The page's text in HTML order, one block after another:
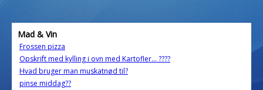
Mad & Vin
Frossen pizza
Opskrift med kylling i ovn med Kartofler... ????
Hvad bruger man muskatnød til?
pinse middag??